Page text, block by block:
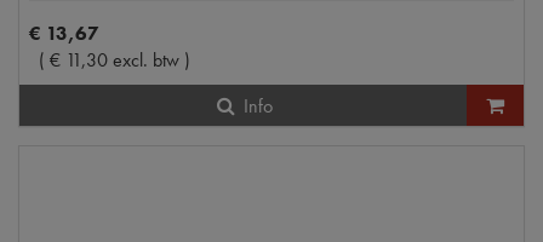
€ 13,67
( € 11,30excl. btw )
Info